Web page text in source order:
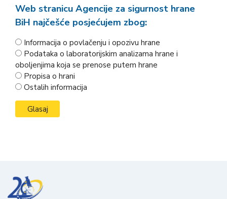
Web stranicu Agencije za sigurnost hrane
BiH najčešće posjećujem zbog:
Informacija o povlačenju i opozivu hrane
Podataka o laboratorijskim analizama hrane i
oboljenjima koja se prenose putem hrane
Propisa o hrani
Ostalih informacija